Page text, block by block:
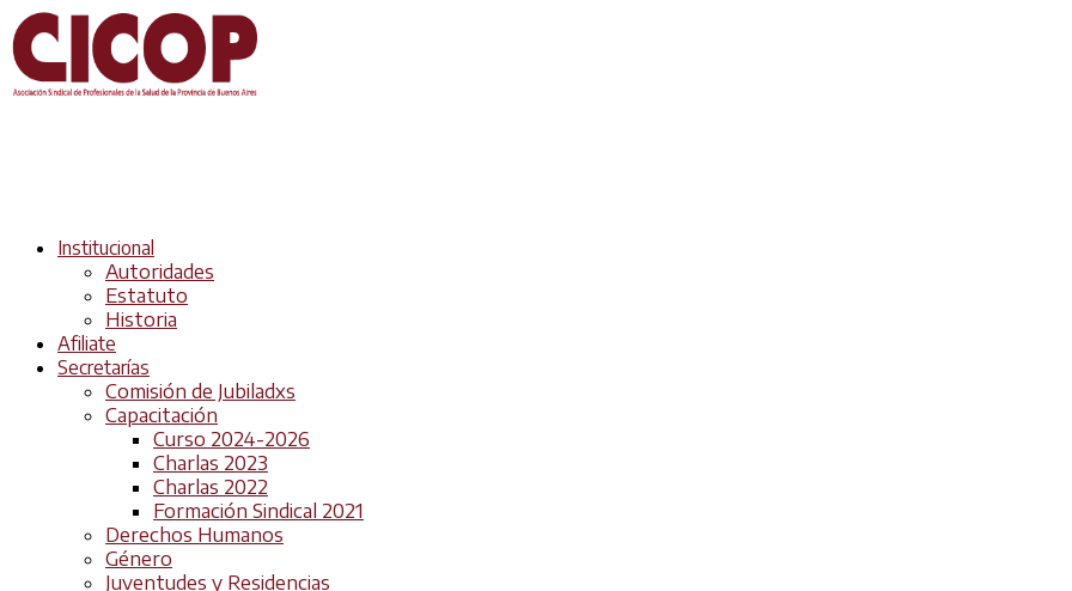
Institucional
Autoridades
Estatuto
Historia
Afiliate
Secretarías
Comisión de Jubiladxs
Capacitación
Curso 2024-2026
Charlas 2023
Charlas 2022
Formación Sindical 2021
Derechos Humanos
Género
Juventudes y Residencias